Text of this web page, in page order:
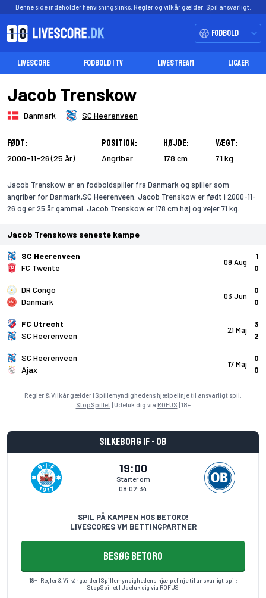
Denne side indeholder henvisningslinks. Regler og vilkår gælder. Spil ansvarligt.
Fodbold
LIVESCORE FODBOLD I TV LIVESTREAM LIGAER
Jacob Trenskow
Danmark SC Heerenveen
Født:
2000-11-26 (25 år)
Position:
Angriber
Højde:
178 cm
Vægt:
71 kg
Jacob Trenskow er en fodboldspiller fra Danmark og spiller som
angriber for Danmark,SC Heerenveen. Jacob Trenskow er født i 2000-11-
26 og er 25 år gammel. Jacob Trenskow er 178 cm høj og vejer 71 kg.
Jacob Trenskows seneste kampe
09 Aug
SC Heerenveen
FC Twente
1
0
03 Jun
DR Congo
Danmark
0
0
21 Maj
FC Utrecht
SC Heerenveen
3
2
17 Maj
SC Heerenveen
Ajax
0
0
Regler & Vilkår gælder | Spillemyndighedens hjælpelinje til ansvarligt spil:
StopSpillet| Udeluk dig via ROFUS | 18+
Silkeborg IF - OB
19:00
Starter om
08:02:34
SPIL PÅ KAMPEN HOS BETORO!
LIVESCORES VM BETTINGPARTNER
BESØG BETORO
18+ | Regler & Vilkår gælder | Spillemyndighedens hjælpelinje til ansvarligt spil:
StopSpillet | Udeluk dig via ROFUS